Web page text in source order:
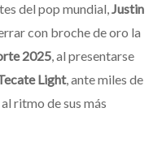
del pop mundial,Justin
con broche de oro la
2025, al presentarse
Light, ante miles de
ritmo de sus más